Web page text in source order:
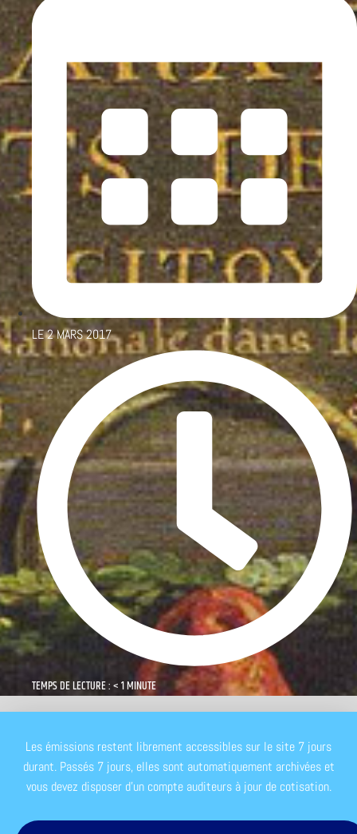
LE2 MARS 2017
TEMPS DE LECTURE : < 1 MINUTE
Les émissions restent librement accessibles sur le site 7 jours
durant. Passés 7 jours, elles sont automatiquement archivées et
vous devez disposer d'un compte auditeurs à jour de cotisation.